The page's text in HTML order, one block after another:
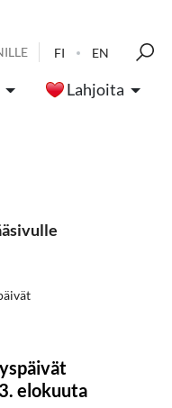
FI EN
Lahjoita
elokuuta